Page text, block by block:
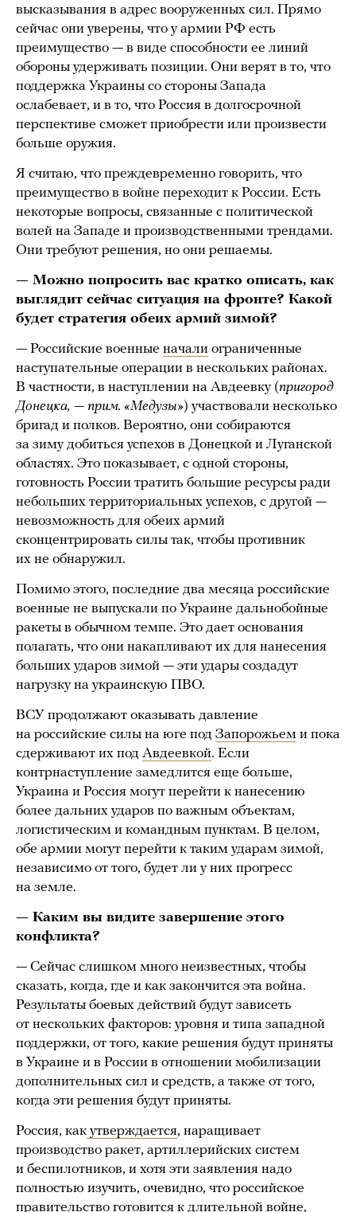
высказывания в адрес вооруженных сил. Прямо
сейчас они уверены, что у армии РФ есть
преимущество — в виде способности ее линий
обороны удерживать позиции. Они верят в то, что
поддержка Украины со стороны Запада
ослабевает, и в то, что Россия в долгосрочной
перспективе сможет приобрести или произвести
больше оружия.
Я считаю, что преждевременно говорить, что
преимущество в войне переходит к России. Есть
некоторые вопросы, связанные с политической
волей на Западе и производственными трендами.
Они требуют решения, но они решаемы.
— Можно попросить вас кратко описать, как
выглядит сейчас ситуация на фронте? Какой
будет стратегия обеих армий зимой?
— Российские военные начали ограниченные
наступательные операции в нескольких районах.
В частности, в наступлении на Авдеевку (пригород
Донецка, — прим. «Медузы») участвовали несколько
бригад и полков. Вероятно, они собираются
за зиму добиться успехов в Донецкой и Луганской
областях. Это показывает, с одной стороны,
готовность России тратить большие ресурсы ради
небольших территориальных успехов, с другой —
невозможность для обеих армий
сконцентрировать силы так, чтобы противник
их не обнаружил.
Помимо этого, последние два месяца российские
военные не выпускали по Украине дальнобойные
ракеты в обычном темпе. Это дает основания
полагать, что они накапливают их для нанесения
больших ударов зимой — эти удары создадут
нагрузку на украинскую ПВО.
ВСУ продолжают оказывать давление
на российские силы на юге под Запорожьем и пока
сдерживают их под Авдеевкой. Если
контрнаступление замедлится еще больше,
Украина и Россия могут перейти к нанесению
более дальних ударов по важным объектам,
логистическим и командным пунктам. В целом,
обе армии могут перейти к таким ударам зимой,
независимо от того, будет ли у них прогресс
на земле.
— Каким вы видите завершение этого
конфликта?
— Сейчас слишком много неизвестных, чтобы
сказать, когда, где и как закончится эта война.
Результаты боевых действий будут зависеть
от нескольких факторов: уровня и типа западной
поддержки, от того, какие решения будут приняты
в Украине и в России в отношении мобилизации
дополнительных сил и средств, а также от того,
когда эти решения будут приняты.
Россия, как утверждается, наращивает
производство ракет, артиллерийских систем
и беспилотников, и хотя эти заявления надо
полностью изучить, очевидно, что российское
правительство готовится к длительной войне,